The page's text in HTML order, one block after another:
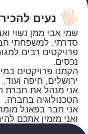
נעים להכיר
שמי אבי ממן נשוי
סדרתי. למשפחתי
פרויקטים רבים
נכסים.
הקמנו פרויקטים
ירושלים, חיפה ועוד.
הטכנולוגיה בחברה.
אני חבר בפאנל מומחה
ואני מזמין אתכם
והדרכים להשקיע חכם